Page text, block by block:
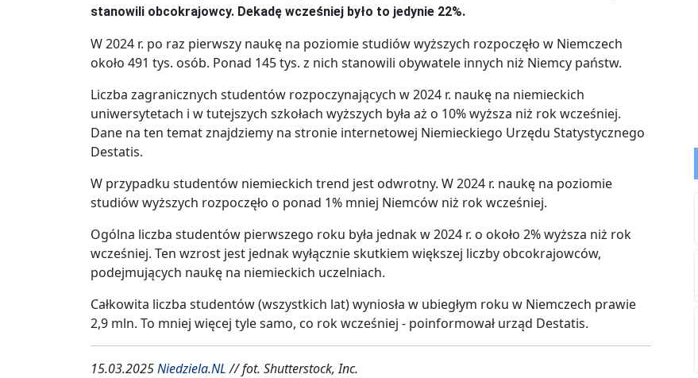
stanowili obcokrajowcy. Dekadę wcześniej było to jedynie 22%.
W 2024 r. po raz pierwszy naukę na poziomie studiów wyższych rozpoczęło w Niemczech
około 491 tys. osób. Ponad 145 tys. z nich stanowili obywatele innych niż Niemcy państw.
Liczba zagranicznych studentów rozpoczynających w 2024 r. naukę na niemieckich
uniwersytetach i w tutejszych szkołach wyższych była aż o 10% wyższa niż rok wcześniej.
Dane na ten temat znajdziemy na stronie internetowej Niemieckiego Urzędu Statystycznego
Destatis.
W przypadku studentów niemieckich trend jest odwrotny. W 2024 r. naukę na poziomie
studiów wyższych rozpoczęło o ponad 1% mniej Niemców niż rok wcześniej.
Ogólna liczba studentów pierwszego roku była jednak w 2024 r. o około 2% wyższa niż rok
wcześniej. Ten wzrost jest jednak wyłącznie skutkiem większej liczby obcokrajowców,
podejmujących naukę na niemieckich uczelniach.
Całkowita liczba studentów (wszystkich lat) wyniosła w ubiegłym roku w Niemczech prawie
2,9 mln. To mniej więcej tyle samo, co rok wcześniej - poinformował urząd Destatis.
15.03.2025Niedziela.NL// fot. Shutterstock, Inc.